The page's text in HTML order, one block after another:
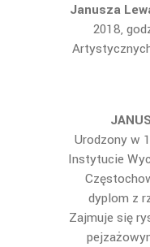
Janusza
2018,
Urodzony w
Instytucie
dyplom z
Zajmuje się